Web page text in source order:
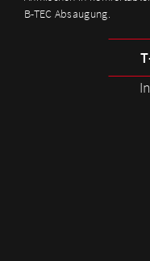
B-TEC Absaugung.